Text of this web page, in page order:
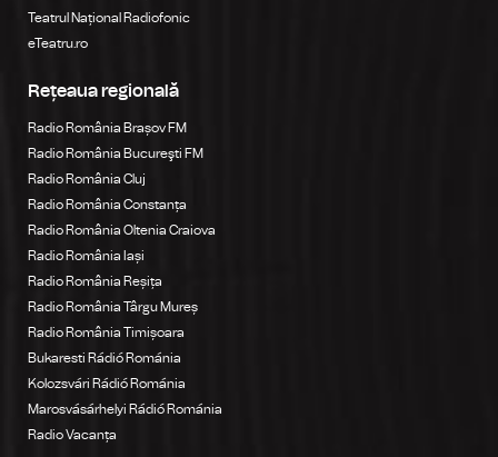
Teatrul Național Radiofonic
eTeatru.ro
Rețeaua regională
Radio România Brașov FM
Radio România Bucureşti FM
Radio România Cluj
Radio România Constanța
Radio România Oltenia Craiova
Radio România Iași
Radio România Reșița
Radio România Târgu Mureș
Radio România Timișoara
Bukaresti Rádió Románia
Kolozsvári Rádió Románia
Marosvásárhelyi Rádió Románia
Radio Vacanța